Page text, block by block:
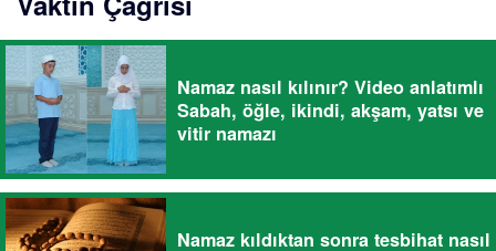
Namaz nasıl kılınır? Video anlatımlı
Sabah, öğle, ikindi, akşam, yatsı ve
vitir namazı
Namaz kıldıktan sonra tesbihat nasıl